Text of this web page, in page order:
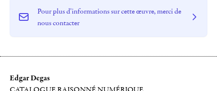
Pour plus d'informations sur cette œuvre, merci de
nous contacter
Edgar Degas